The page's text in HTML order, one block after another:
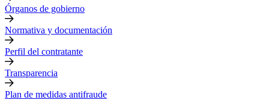
Órganos de gobierno
Normativa y documentación
Perfil del contratante
Transparencia
Plan de medidas antifraude